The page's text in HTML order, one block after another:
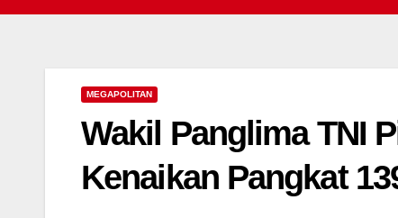
MEGAPOLITAN
Wakil Panglima TNI
Kenaikan Pangkat